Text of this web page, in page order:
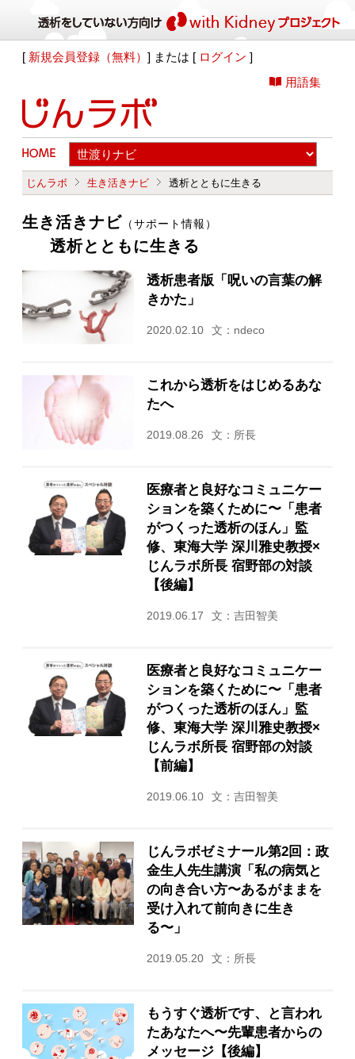
[ 新規会員登録（無料）] または [ ログイン ]
用語集
じんラボ 生き活きナビ 透析とともに生きる
生き活きナビ （サポート情報）
透析とともに生きる
透析患者版「呪いの言葉の解
きかた」
2020.02.10 文：ndeco
これから透析をはじめるあな
たへ
2019.08.26 文：所長
医療者と良好なコミュニケー
ションを築くために〜「患者
がつくった透析のほん」監
修、東海大学 深川雅史教授×
じんラボ所長 宿野部の対談
【後編】
2019.06.17 文：吉田智美
医療者と良好なコミュニケー
ションを築くために〜「患者
がつくった透析のほん」監
修、東海大学 深川雅史教授×
じんラボ所長 宿野部の対談
【前編】
2019.06.10 文：吉田智美
じんラボゼミナール第2回：政
金生人先生講演「私の病気と
の向き合い方〜あるがままを
受け入れて前向きに生き
る〜」
2019.05.20 文：所長
もうすぐ透析です、と言われ
たあなたへ〜先輩患者からの
メッセージ【後編】